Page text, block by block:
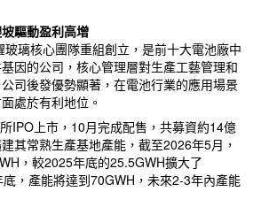
驅動盈利高增
璃核心團隊重組創立，是前十大電池廠中
因的公司，核心管理層對生產工藝管理和
司後發優勢顯著，在電池行業的應用場景
處於有利地位。
IPO上市，10月完成配售，共募資約14億
其常熟生產基地產能，截至2026年5月，
，較2025年底的25.5GWH擴大了
，產能將達到70GWH，未來2-3年內產能